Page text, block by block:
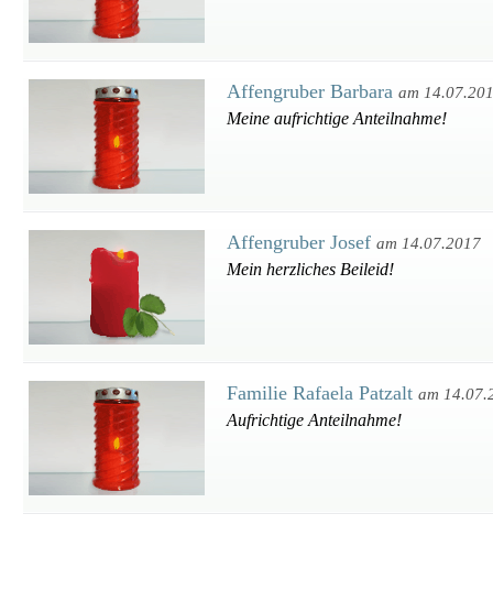
Affengruber Barbara am
Meine aufrichtige Anteilnahme!
Affengruber Josef am 14.07.2017
Mein herzliches Beileid!
Familie Rafaela Patzalt am
Aufrichtige Anteilnahme!